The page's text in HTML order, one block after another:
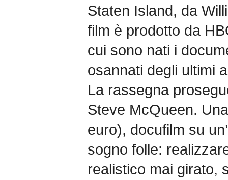
Staten Island, da
film è prodotto da
cui sono nati i
osannati degli ultimi
La rassegna
Steve McQueen.
euro), docufilm su
sogno folle:
realistico mai girato,